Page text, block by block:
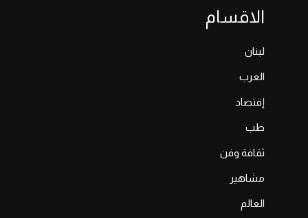
الاقسام
لبنان
العرب
إقتصاد
طب
ثقافة وفن
مشاهير
العالم